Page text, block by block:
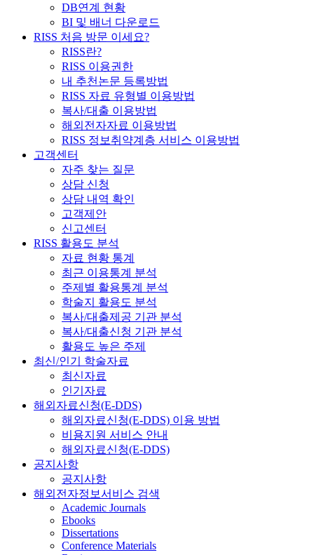
DB연계 현황
BI 및 배너 다운로드
RISS 처음 방문 이세요?
RISS란?
RISS 이용권한
내 추천논문 등록방법
RISS 자료 유형별 이용방법
복사/대출 이용방법
해외전자자료 이용방법
RISS 정보취약계층 서비스 이용방법
고객센터
자주 찾는 질문
상담 신청
상담 내역 확인
고객제안
신고센터
RISS 활용도 분석
자료 현황 통계
최근 이용통계 분석
주제별 활용통계 분석
학술지 활용도 분석
복사/대출제공 기관 분석
복사/대출신청 기관 분석
활용도 높은 주제
최신/인기 학술자료
최신자료
인기자료
해외자료신청(E-DDS)
해외자료신청(E-DDS) 이용 방법
비용지원 서비스 안내
해외자료신청(E-DDS)
공지사항
공지사항
해외전자정보서비스 검색
Academic Journals
Ebooks
Dissertations
Conference Materials